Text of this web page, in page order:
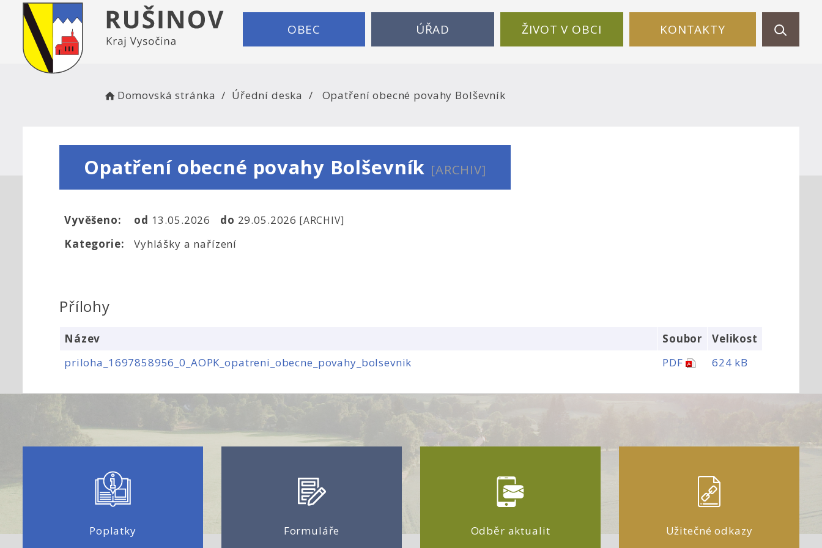
OBEC ÚŘAD ŽIVOT V OBCI KONTAKTY
Domovská stránka Úřední deska Opatření obecné povahy Bolševník
Opatření obecné povahy Bolševník [ARCHIV]
Vyvěšeno: od 13.05.2026 do 29.05.2026 [ARCHIV]
Kategorie: Vyhlášky a nařízení
Přílohy
Název Soubor
Velikost
priloha_1697858956_0_AOPK_opatreni_obecne_povahy_bolsevnik
PDF 624 kB
Poplatky Formuláře Odběr aktualit Užitečné odkazy